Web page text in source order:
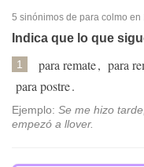
5 sinónimos de para colmo en
Indica que lo que
1 para remate, para
para postre.
Ejemplo: Se me hizo
empezó a llover.